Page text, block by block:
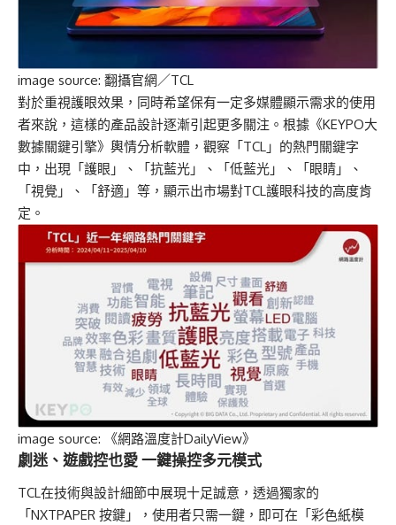
image source: 翻攝官網／TCL
對於重視護眼效果，同時希望保有一定多媒體顯示需求的使用
者來說，這樣的產品設計逐漸引起更多關注。根據《KEYPO大
數據關鍵引擎》輿情分析軟體，觀察「TCL」的熱門關鍵字
中，出現「護眼」、「抗藍光」、「低藍光」、「眼睛」、
「視覺」、「舒適」等，顯示出市場對TCL護眼科技的高度肯
定。
image source: 《網路溫度計DailyView》
劇迷、遊戲控也愛 一鍵操控多元模式
TCL在技術與設計細節中展現十足誠意，透過獨家的
「NXTPAPER 按鍵」，使用者只需一鍵，即可在「彩色紙模